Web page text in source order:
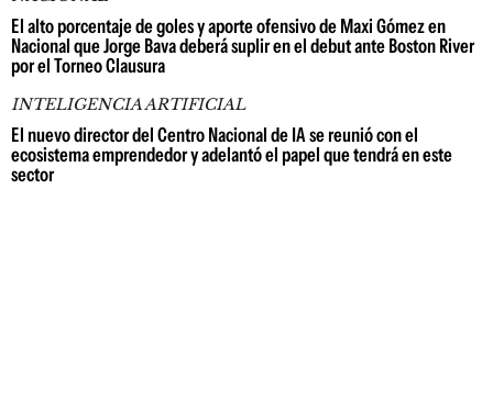
El alto porcentaje de goles y aporte ofensivo de Maxi Gómez en
Nacional que Jorge Bava deberá suplir en el debut ante Boston River
por el Torneo Clausura
INTELIGENCIA ARTIFICIAL
El nuevo director del Centro Nacional de IA se reunió con el
ecosistema emprendedor y adelantó el papel que tendrá en este
sector